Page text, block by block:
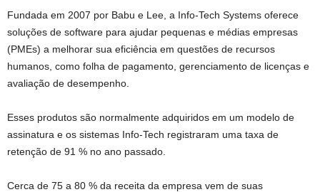
Fundada em 2007 por Babu e Lee, a Info-Tech Systems oferece
soluções de software para ajudar pequenas e médias empresas
(PMEs) a melhorar sua eficiência em questões de recursos
humanos, como folha de pagamento, gerenciamento de licenças e
avaliação de desempenho.
Esses produtos são normalmente adquiridos em um modelo de
assinatura e os sistemas Info-Tech registraram uma taxa de
retenção de 91 % no ano passado.
Cerca de 75 a 80 % da receita da empresa vem de suas